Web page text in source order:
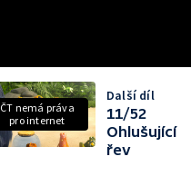
ČT nemá práva
pro internet
Další díl
11/52
Ohlušující
řev